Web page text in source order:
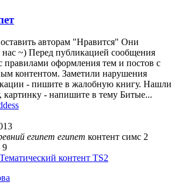
авторам "Нравится" Они
нас ~) Перед публикацией сообщения
правилами оформления тем и постов с
контентом. Заметили нарушения
- пишите в жалобную книгу. Нашли
картинку - напишите в тему Битые...
египет египет контент симс 2
9
Тематический контент TS2